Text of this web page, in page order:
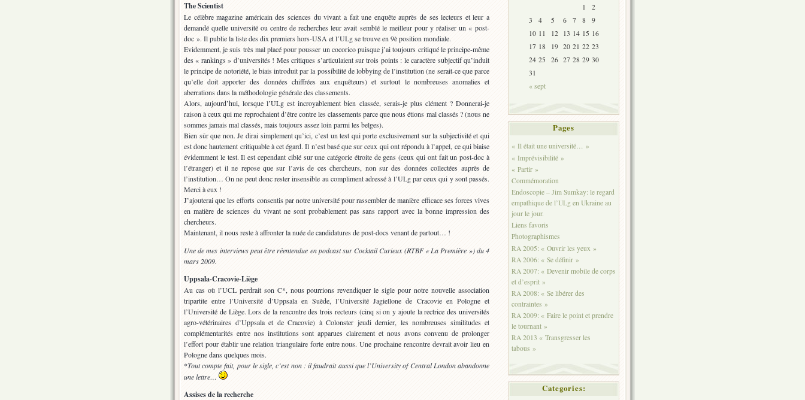
The Scientist
Le célèbre magazine américain des sciences du vivant a fait une enquête auprès de ses lecteurs et leur a
demandé quelle université ou centre de recherches leur avait semblé le meilleur pour y réaliser un « post-
doc ». Il publie la liste des dix premiers hors-USA et l’ULg se trouve en 9è position mondiale.
Evidemment, je suis très mal placé pour pousser un cocorico puisque j’ai toujours critiqué le principe-même
des « rankings » d’universités ! Mes critiques s’articulaient sur trois points : le caractère subjectif qu’induit
le principe de notoriété, le biais introduit par la possibilité de lobbying de l’institution (ne serait-ce que parce
qu’elle doit apporter des données chiffrées aux enquêteurs) et surtout le nombreuses anomalies et
aberrations dans la méthodologie générale des classements.
Alors, aujourd’hui, lorsque l’ULg est incroyablement bien classée, serais-je plus clément ? Donnerai-je
raison à ceux qui me reprochaient d’être contre les classements parce que nous étions mal classés ? (nous ne
sommes jamais mal classés, mais toujours assez loin parmi les belges).
Bien sûr que non. Je dirai simplement qu’ici, c’est un test qui porte exclusivement sur la subjectivité et qui
est donc hautement critiquable à cet égard. Il n’est basé que sur ceux qui ont répondu à l’appel, ce qui biaise
évidemment le test. Il est cependant ciblé sur une catégorie étroite de gens (ceux qui ont fait un post-doc à
l’étranger) et il ne repose que sur l’avis de ces chercheurs, non sur des données collectées auprès de
l’institution… On ne peut donc rester insensible au compliment adressé à l’ULg par ceux qui y sont passés.
Merci à eux !
J’ajouterai que les efforts consentis par notre université pour rassembler de manière efficace ses forces vives
en matière de sciences du vivant ne sont probablement pas sans rapport avec la bonne impression des
chercheurs.
Maintenant, il nous reste à affronter la nuée de candidatures de post-docs venant de partout… !
Une de mes interviews peut être réentendue en podcast sur Cocktail Curieux (RTBF « La Première ») du 4
mars 2009.
Uppsala-Cracovie-Liège
Au cas où l’UCL perdrait son C*, nous pourrions revendiquer le sigle pour notre nouvelle association
tripartite entre l’Université d’Uppsala en Suède, l’Université Jagiellone de Cracovie en Pologne et
l’Université de Liège. Lors de la rencontre des trois recteurs (cinq si on y ajoute la rectrice des universités
agro-vétérinaires d’Uppsala et de Cracovie) à Colonster jeudi dernier, les nombreuses similitudes et
complémentarités entre nos institutions sont apparues clairement et nous avons convenu de prolonger
l’effort pour établir une relation triangulaire forte entre nous. Une prochaine rencontre devrait avoir lieu en
Pologne dans quelques mois.
*Tout compte fait, pour le sigle, c’est non : il faudrait aussi que l’University of Central London abandonne
une lettre…
Assises de la recherche
« sept
1
2
3
4 5 6 7 8
9
10 11 12 13 14 15 16
17 18 19 20 21 22 23
24 25 26 27 28 29 30
31
Pages
« Il était une université… »
« Imprévisibilité »
« Partir »
Commémoration
Endoscopie – Jim Sumkay: le regard
empathique de l’ULg en Ukraine au
jour le jour.
Liens favoris
Photographismes
RA 2005: « Ouvrir les yeux »
RA 2006: « Se définir »
RA 2007: « Devenir mobile de corps
et d’esprit »
RA 2008: « Se libérer des
contraintes »
RA 2009: « Faire le point et prendre
le tournant »
RA 2013 « Transgresser les
tabous »
Categories: